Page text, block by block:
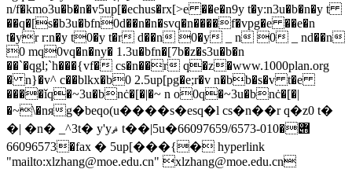
n/f�kmo3u�b�n�v5up[�echus�rx[>e ��e�n9y t�y:n3u�b�n�y t
��q�[s�b3u�bfn0d��n�n�svq�n����f�vpg�e ��e�n
t�yr r:n�y t0�y t�r d��n 0�y _ n 0 _ nd��n
0 mq0vq�n�ny� 1.3u�bfn�[7b�z�s3u�b�n
��`�qgl;`h���{vf� cs�n��r q�z�www.1000plan.org
� n}�v^ c��blkx�b0 2.5up[pg�e;r�v n�bb�s�v t�e
����ǐq�~3u�bnċ�[�|�~ n o0q�~3u�bnċ�[�|
�~\�nяg�beqo(u ����s�esq�l cs�n��r q�z0 t�
�| �n� _ ^3t� y'yޘ t��|5u݋�010-66097659/6573�
66096573�fax � 5up[���{� hyperlink
"mailto:xlzhang@moe.edu.cn" xlzhang@moe.edu.cn